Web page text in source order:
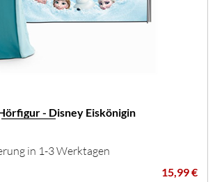
- Disney Eiskönigin
in 1-3 Werktagen
15,99 €